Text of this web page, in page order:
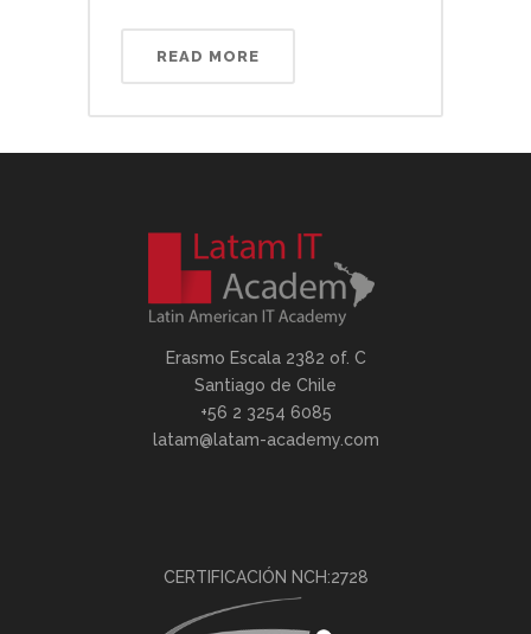
READ MORE
Erasmo Escala 2382 of. C
Santiago de Chile
+56 2 3254 6085
latam@latam-academy.com
CERTIFICACIÓN NCH:2728